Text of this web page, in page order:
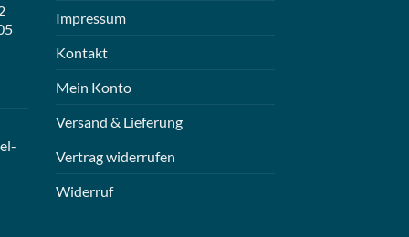
Impressum
Kontakt
Mein Konto
Versand & Lieferung
Vertrag widerrufen
Widerruf